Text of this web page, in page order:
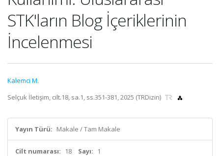
STK'ların Blog İçeriklerinin
İncelenmesi
Kalemci M.
Selçuk İletişim, cilt.18, sa.1, ss.351-381, 2025 (TRDizin)
Yayın Türü: Makale / Tam Makale
Cilt numarası: 18 Sayı: 1